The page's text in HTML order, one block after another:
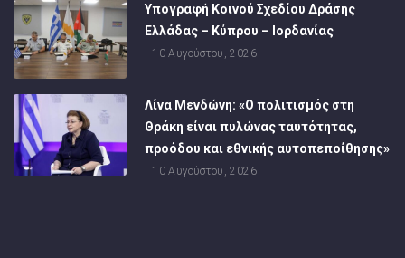
Υπογραφή Κοινού Σχεδίου Δράσης
Ελλάδας – Κύπρου – Ιορδανίας
10 Αυγούστου, 2026
Λίνα Μενδώνη: «Ο πολιτισμός στη
Θράκη είναι πυλώνας ταυτότητας,
προόδου και εθνικής αυτοπεποίθησης»
10 Αυγούστου, 2026